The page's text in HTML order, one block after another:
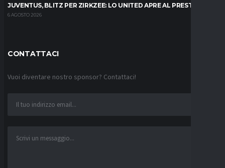
JUVENTUS, BLITZ PER ZIRKZEE: LO UNITED APRE AL PRESTITO
6 AGOSTO 2026
CONTATTACI
Vuoi diventare nostro sponsor? Contattaci!